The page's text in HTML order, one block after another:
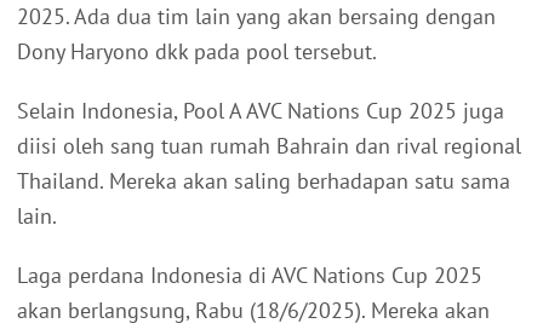
2025. Ada dua tim lain yang akan bersaing dengan
Dony Haryono dkk pada pool tersebut.
Selain Indonesia, Pool A AVC Nations Cup 2025 juga
diisi oleh sang tuan rumah Bahrain dan rival regional
Thailand. Mereka akan saling berhadapan satu sama
lain.
Laga perdana Indonesia di AVC Nations Cup 2025
akan berlangsung, Rabu (18/6/2025). Mereka akan